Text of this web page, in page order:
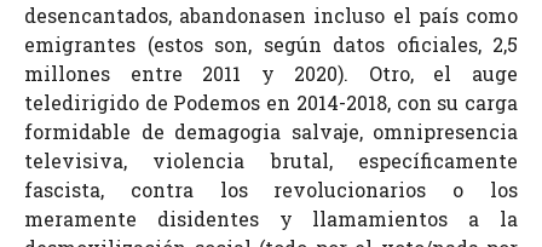
desencantados, abandonasen incluso el país como
emigrantes (estos son, según datos oficiales, 2,5
millones entre 2011 y 2020). Otro, el auge
teledirigido de Podemos en 2014-2018, con su carga
formidable de demagogia salvaje, omnipresencia
televisiva, violencia brutal, específicamente
fascista, contra los revolucionarios o los
meramente disidentes y llamamientos a la